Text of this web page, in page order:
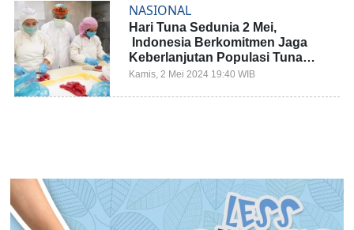
NASIONAL
Hari Tuna Sedunia 2 Mei,
Indonesia Berkomitmen Jaga
Keberlanjutan Populasi Tuna
untuk Generasi
Kamis, 2 Mei 2024 19:40 WIB